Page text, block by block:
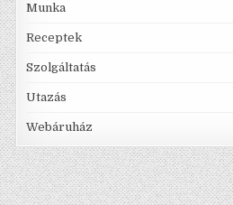
Munka
Receptek
Szolgáltatás
Utazás
Webáruház